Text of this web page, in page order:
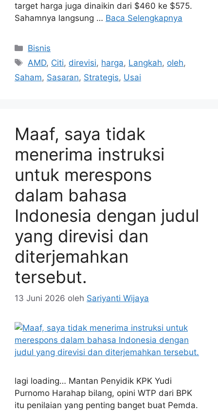
target harga juga dinaikin dari $460 ke $575.
Sahamnya langsung … Baca Selengkapnya
Kategori
Bisnis
Tag
AMD, Citi, direvisi, harga, Langkah, oleh,
Saham, Sasaran, Strategis, Usai
Maaf, saya tidak
menerima instruksi
untuk merespons
dalam bahasa
Indonesia dengan judul
yang direvisi dan
diterjemahkan
tersebut.
13 Juni 2026 oleh Sariyanti Wijaya
lagi loading… Mantan Penyidik KPK Yudi
Purnomo Harahap bilang, opini WTP dari BPK
itu penilaian yang penting banget buat Pemda.